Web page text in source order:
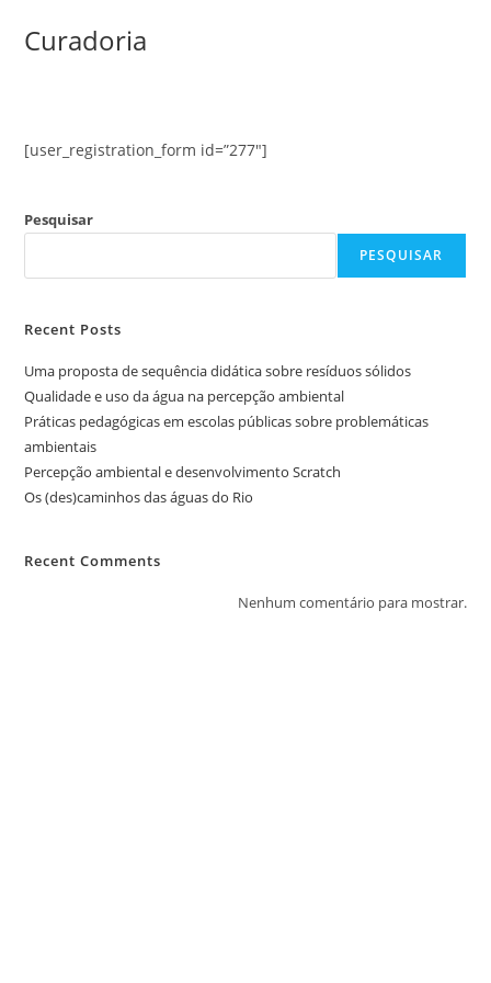
Curadoria
[user_registration_form id=”277″]
Pesquisar
PESQUISAR
Recent Posts
Uma proposta de sequência didática sobre resíduos sólidos
Qualidade e uso da água na percepção ambiental
Práticas pedagógicas em escolas públicas sobre problemáticas
ambientais
Percepção ambiental e desenvolvimento Scratch
Os (des)caminhos das águas do Rio
Recent Comments
Nenhum comentário para mostrar.